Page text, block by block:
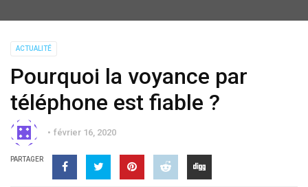
ACTUALITÉ
Pourquoi la voyance par
téléphone est fiable ?
février 16, 2020
PARTAGER